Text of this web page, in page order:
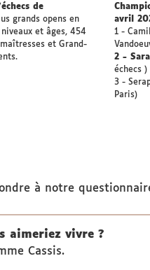
de
grands opens en
et âges, 454
et Grand-
avril
1 -
2 -
échecs )
3 -
Paris)
à notre
aimeriez vivre ?
Cassis.